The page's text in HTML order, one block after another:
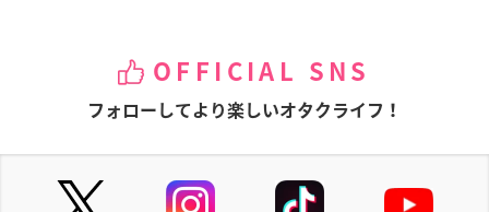
OFFICIAL SNS
フォローしてより楽しいオタクライフ！